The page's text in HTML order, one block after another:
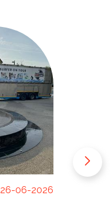
26-06-2026